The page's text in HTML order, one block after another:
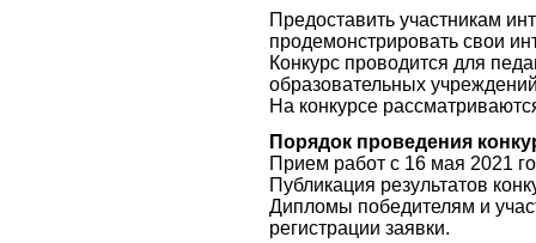
Предоставить участникам
продемонстрировать свои
Конкурс проводится для
образовательных
На конкурсе
Порядок проведения
Прием работ с 16 мая 2021
Публикация результатов
Дипломы победителям и
регистрации заявки.